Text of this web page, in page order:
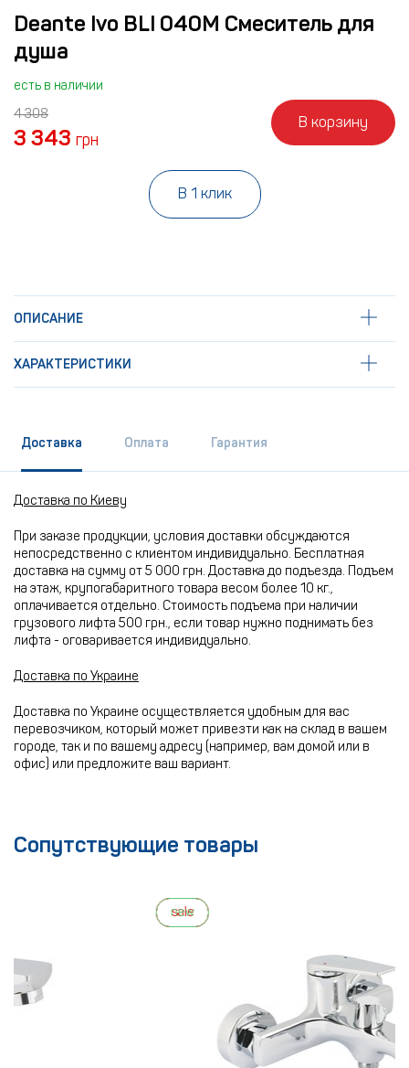
Deante Ivo BLI 040M Смеситель для
душа
есть в наличии
4 308
3 343 грн
В корзину
В 1 клик
ОПИСАНИЕ
ХАРАКТЕРИСТИКИ
Доставка Оплата Гарантия
Доставка по Киеву
При заказе продукции, условия доставки обсуждаются
непосредственно с клиентом индивидуально. Бесплатная
доставка на сумму от 5 000 грн. Доставка до подъезда. Подъем
на этаж, крупогабаритного товара весом более 10 кг.,
оплачивается отдельно. Стоимость подъема при наличии
грузового лифта 500 грн., если товар нужно поднимать без
лифта - оговаривается индивидуально.
Доставка по Украине
Доставка по Украине осуществляется удобным для вас
перевозчиком, который может привезти как на склад в вашем
городе, так и по вашему адресу (например, вам домой или в
офис) или предложите ваш вариант.
Сопутствующие товары